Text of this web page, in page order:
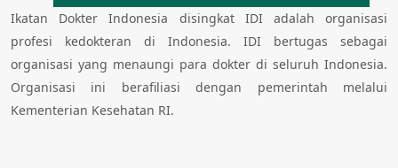
Ikatan Dokter Indonesia disingkat IDI adalah organisasi
profesi kedokteran di Indonesia. IDI bertugas sebagai
organisasi yang menaungi para dokter di seluruh Indonesia.
Organisasi ini berafiliasi dengan pemerintah melalui
Kementerian Kesehatan RI.